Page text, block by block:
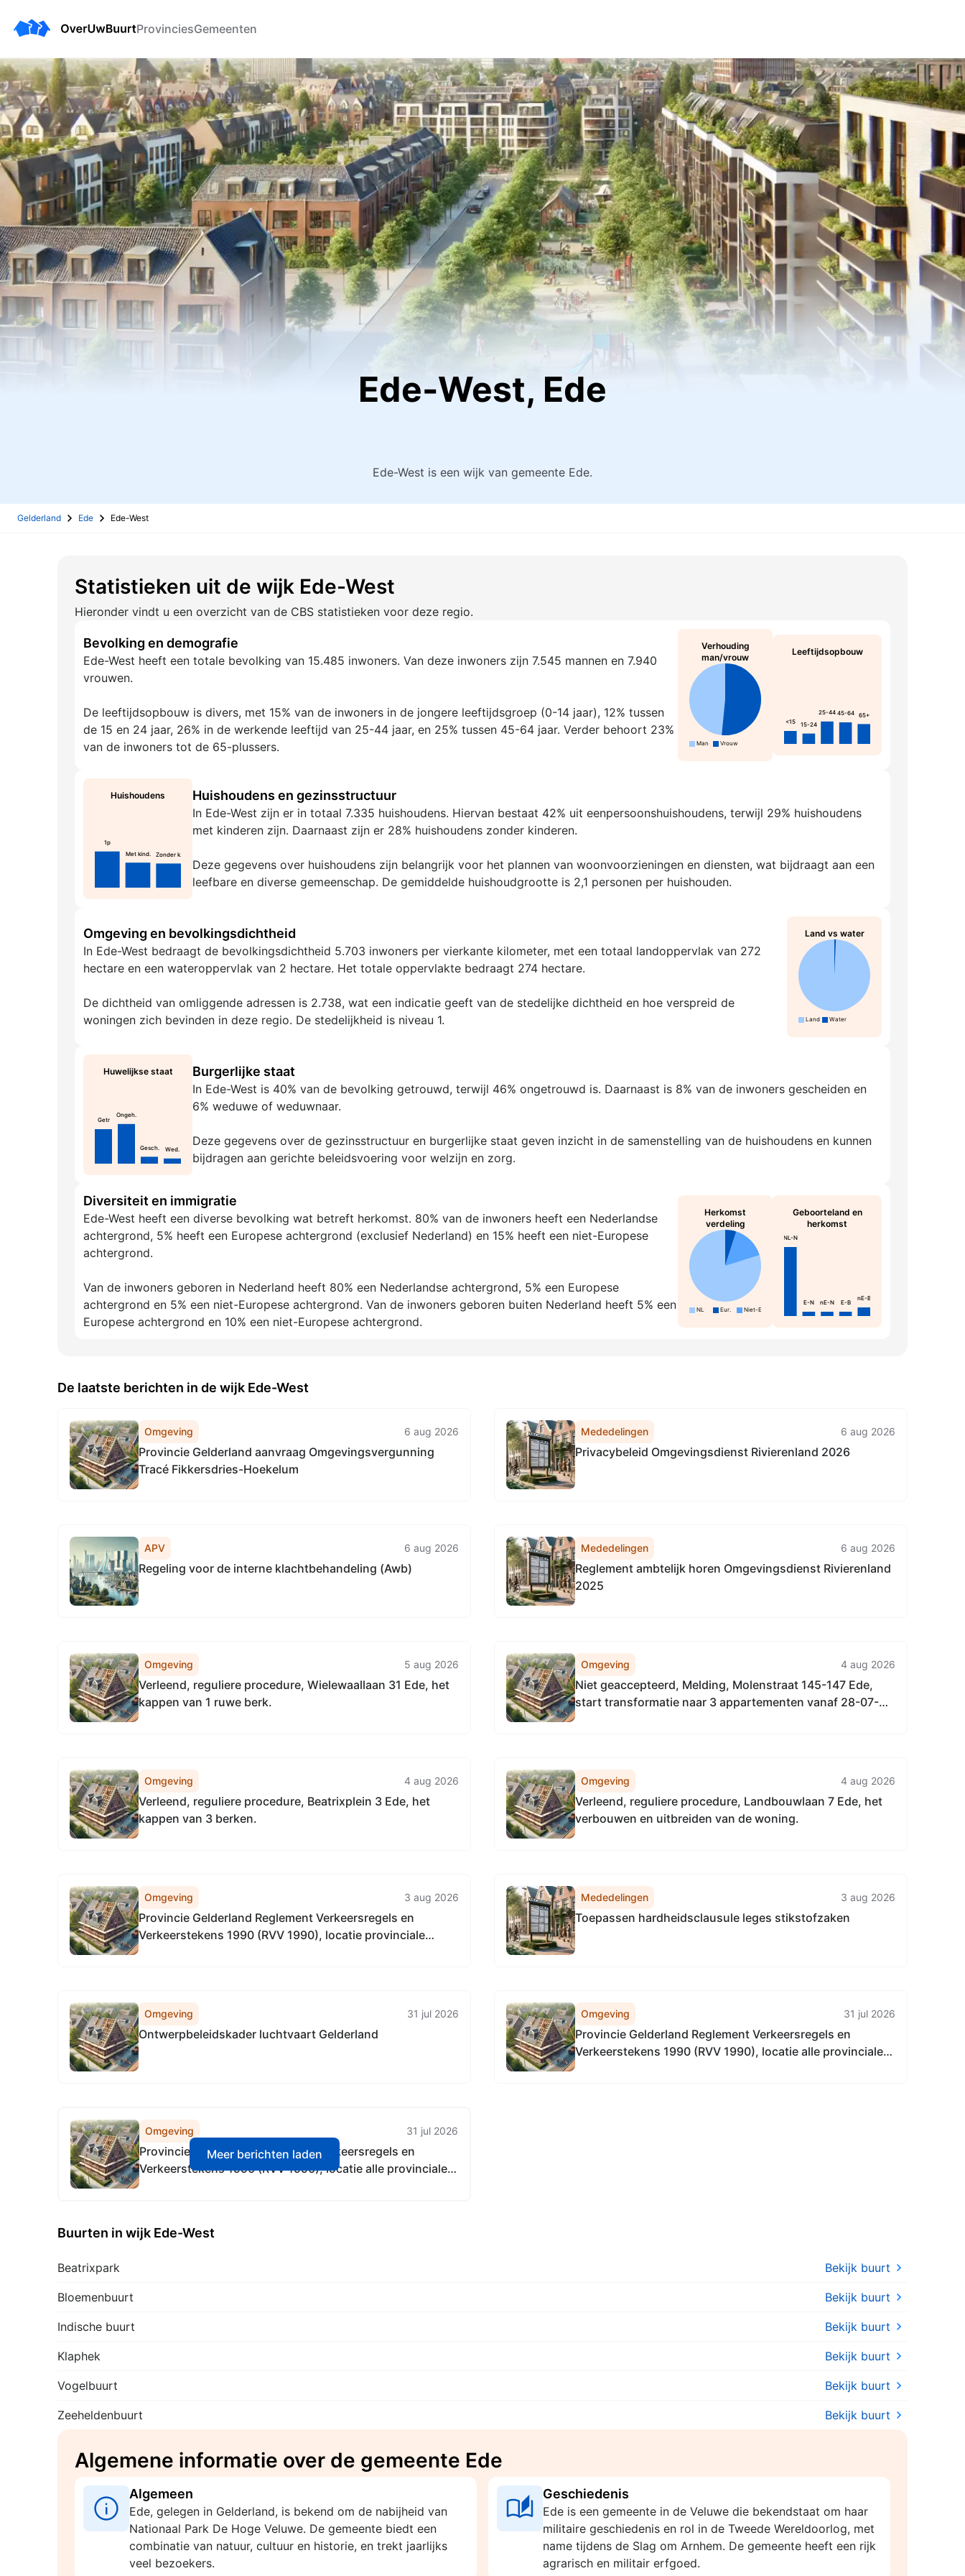
ProvinciesGemeenten
Ede-West, Ede
Ede-West is een wijk van gemeente Ede.
Gelderland Ede Ede-West
Statistieken uit de wijk Ede-West
Hieronder vindt u een overzicht van de CBS statistieken voor deze regio.
Bevolking en demografie
Ede-West heeft een totale bevolking van 15.485 inwoners. Van deze inwoners zijn 7.545 mannen en 7.940
vrouwen.
De leeftijdsopbouw is divers, met 15% van de inwoners in de jongere leeftijdsgroep (0-14 jaar), 12% tussen
de 15 en 24 jaar, 26% in de werkende leeftijd van 25-44 jaar, en 25% tussen 45-64 jaar. Verder behoort 23%
van de inwoners tot de 65-plussers.
Verhouding
man/vrouw
Man Vrouw
Leeftijdsopbouw
<15 15-24
25-4445-64 65+
Huishoudens
1p
Met kind. Zonder k.
Huishoudens en gezinsstructuur
In Ede-West zijn er in totaal 7.335 huishoudens. Hiervan bestaat 42% uit eenpersoonshuishoudens, terwijl 29% huishoudens
met kinderen zijn. Daarnaast zijn er 28% huishoudens zonder kinderen.
Deze gegevens over huishoudens zijn belangrijk voor het plannen van woonvoorzieningen en diensten, wat bijdraagt aan een
leefbare en diverse gemeenschap. De gemiddelde huishoudgrootte is 2,1 personen per huishouden.
Omgeving en bevolkingsdichtheid
In Ede-West bedraagt de bevolkingsdichtheid 5.703 inwoners per vierkante kilometer, met een totaal landoppervlak van 272
hectare en een wateroppervlak van 2 hectare. Het totale oppervlakte bedraagt 274 hectare.
De dichtheid van omliggende adressen is 2.738, wat een indicatie geeft van de stedelijke dichtheid en hoe verspreid de
woningen zich bevinden in deze regio. De stedelijkheid is niveau 1.
Land vs water
Land Water
Huwelijkse staat
Getr
Ongeh.
Gesch. Wed.
Burgerlijke staat
In Ede-West is 40% van de bevolking getrouwd, terwijl 46% ongetrouwd is. Daarnaast is 8% van de inwoners gescheiden en
6% weduwe of weduwnaar.
Deze gegevens over de gezinsstructuur en burgerlijke staat geven inzicht in de samenstelling van de huishoudens en kunnen
bijdragen aan gerichte beleidsvoering voor welzijn en zorg.
Diversiteit en immigratie
Ede-West heeft een diverse bevolking wat betreft herkomst. 80% van de inwoners heeft een Nederlandse
achtergrond, 5% heeft een Europese achtergrond (exclusief Nederland) en 15% heeft een niet-Europese
achtergrond.
Van de inwoners geboren in Nederland heeft 80% een Nederlandse achtergrond, 5% een Europese
achtergrond en 5% een niet-Europese achtergrond. Van de inwoners geboren buiten Nederland heeft 5% een
Europese achtergrond en 10% een niet-Europese achtergrond.
Herkomst
verdeling
NL Eur. Niet-Eur.
Geboorteland en
herkomst
NL-N
E-N nE-N E-B
nE-B
De laatste berichten in de wijk Ede-West
Omgeving 6 aug 2026
Provincie Gelderland aanvraag Omgevingsvergunning
Tracé Fikkersdries-Hoekelum
Mededelingen 6 aug 2026
Privacybeleid Omgevingsdienst Rivierenland 2026
APV 6 aug 2026
Regeling voor de interne klachtbehandeling (Awb)
Mededelingen 6 aug 2026
Reglement ambtelijk horen Omgevingsdienst Rivierenland
2025
Omgeving 5 aug 2026
Verleend, reguliere procedure, Wielewaallaan 31 Ede, het
kappen van 1 ruwe berk.
Omgeving 4 aug 2026
Niet geaccepteerd, Melding, Molenstraat 145-147 Ede,
start transformatie naar 3 appartementen vanaf 28-07-
Omgeving 4 aug 2026
Verleend, reguliere procedure, Beatrixplein 3 Ede, het
kappen van 3 berken.
Omgeving 4 aug 2026
Verleend, reguliere procedure, Landbouwlaan 7 Ede, het
verbouwen en uitbreiden van de woning.
Omgeving 3 aug 2026
Provincie Gelderland Reglement Verkeersregels en
Verkeerstekens 1990 (RVV 1990), locatie provinciale
Mededelingen 3 aug 2026
Toepassen hardheidsclausule leges stikstofzaken
Omgeving 31 jul 2026
Ontwerpbeleidskader luchtvaart Gelderland
Omgeving 31 jul 2026
Provincie Gelderland Reglement Verkeersregels en
Verkeerstekens 1990 (RVV 1990), locatie alle provinciale
Omgeving 31 jul 2026
Provincie Gelderland Reglement Verkeersregels en
Verkeerstekens 1990 (RVV 1990), locatie alle provinciale
Meer berichten laden
Buurten in wijk Ede-West
Beatrixpark Bekijk buurt
Bloemenbuurt Bekijk buurt
Indische buurt Bekijk buurt
Klaphek Bekijk buurt
Vogelbuurt Bekijk buurt
Zeeheldenbuurt Bekijk buurt
Algemene informatie over de gemeente Ede
Algemeen
Ede, gelegen in Gelderland, is bekend om de nabijheid van
Nationaal Park De Hoge Veluwe. De gemeente biedt een
combinatie van natuur, cultuur en historie, en trekt jaarlijks
veel bezoekers.
Geschiedenis
Ede is een gemeente in de Veluwe die bekendstaat om haar
militaire geschiedenis en rol in de Tweede Wereldoorlog, met
name tijdens de Slag om Arnhem. De gemeente heeft een rijk
agrarisch en militair erfgoed.